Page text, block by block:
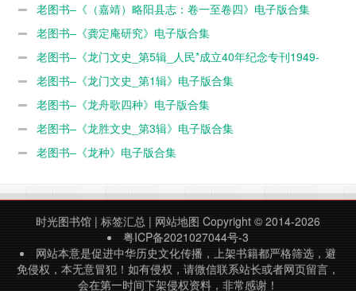
老图书–《（嘉靖）略阳县志：卷一至卷四》电子版合集
老图书–《龚定庵研究》电子版合集
老图书–《龙门文史_第5辑_人民*成立40年纪念专刊1949-
1989》电子版合集
老图书–《龙门文史_第1辑》电子版合集
老图书–《龙舟歌四种》电子版合集
老图书–《龙胜文史_第3辑》电子版合集
老图书–《龙种》电子版合集
时光图书馆 | 标签汇总 | 网站地图 Copyright © 2014-2026
粤ICP备2021027044号-3
网站本意是促进中华历史文化传播，上架书籍都严格筛选，避
免侵权，本无意冒犯！如有侵权，请微信联系站长或者网页留言，
会在第一时间下架侵权资料，非常感谢！